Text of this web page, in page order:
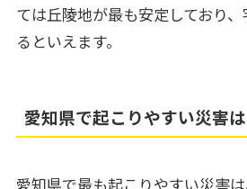
ては丘陵地が最も安定しており
るといえます。
愛知県で起こりやすい災害は
愛知県で最も起こりやすい災害は